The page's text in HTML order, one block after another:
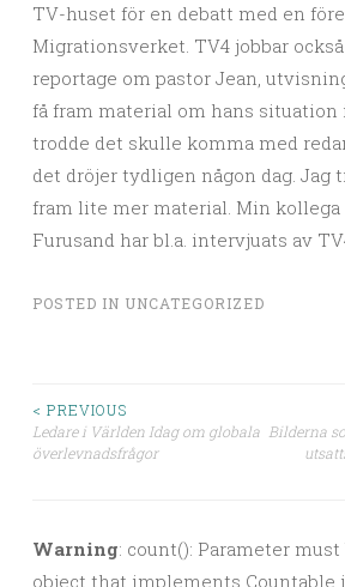
TV-huset för en debatt med en
Migrationsverket. TV4 jobbar
reportage om pastor Jean,
få fram material om hans situation
trodde det skulle komma med
det dröjer tydligen någon dag. Jag
fram lite mer material. Min
Furusand har bl.a. intervjuats av
POSTED IN UNCATEGORIZED
Post navigation
< PREVIOUS
Ledare i Världen Idag om globala
överlevnadsfrågor
Bilderna
Warning: count(): Parameter
object that implements Countable